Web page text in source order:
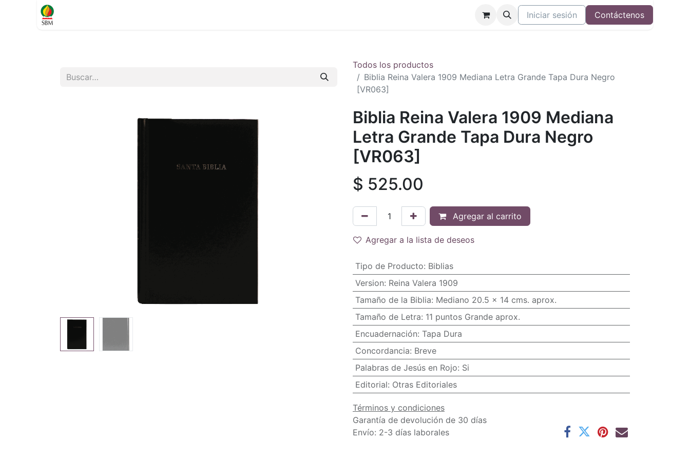
Iniciar sesión Contáctenos
Todos los productos
Biblia Reina Valera 1909 Mediana Letra Grande Tapa Dura Negro
[VR063]
Biblia Reina Valera 1909 Mediana
Letra Grande Tapa Dura Negro
[VR063]
$ 525.00
Agregar al carrito
Agregar a la lista de deseos
Tipo de Producto: Biblias
Version: Reina Valera 1909
Tamaño de la Biblia: Mediano 20.5 x 14 cms. aprox.
Tamaño de Letra: 11 puntos Grande aprox.
Encuadernación: Tapa Dura
Concordancia: Breve
Palabras de Jesús en Rojo: Si
Editorial: Otras Editoriales
Términos y condiciones
Garantía de devolución de 30 días
Envío: 2-3 días laborales